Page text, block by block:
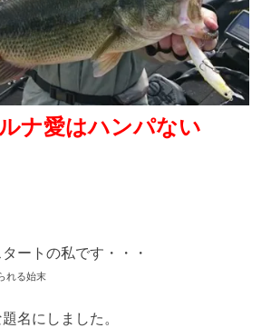
ナ愛はハンパない
ートの私です・・・
れる始末
名にしました。